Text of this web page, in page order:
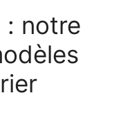
: notre